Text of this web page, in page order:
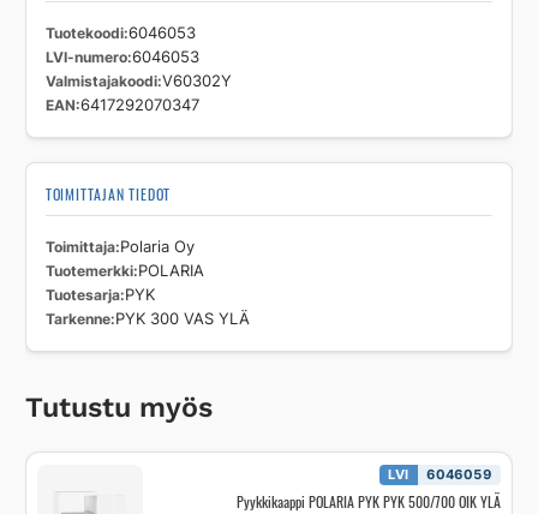
Tuotekoodi 6046053
LVI-numero 6046053
Valmistajakoodi V60302Y
EAN 6417292070347
TOIMITTAJAN TIEDOT
Toimittaja Polaria Oy
Tuotemerkki POLARIA
Tuotesarja PYK
Tarkenne PYK 300 VAS YLÄ
Tutustu myös
LVI 6046059
Pyykkikaappi POLARIA PYK PYK 500/700 OIK YLÄ